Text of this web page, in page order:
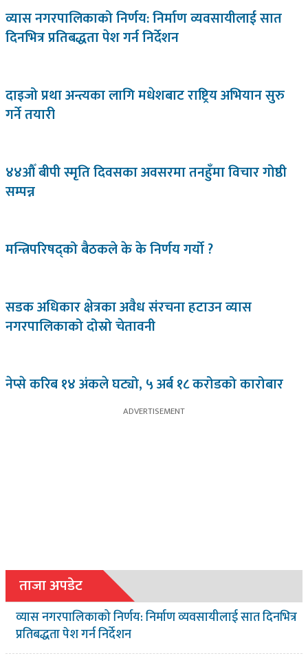
व्यास नगरपालिकाको निर्णय: निर्माण व्यवसायीलाई सात
दिनभित्र प्रतिबद्धता पेश गर्न निर्देशन
दाइजो प्रथा अन्त्यका लागि मधेशबाट राष्ट्रिय अभियान सुरु
गर्ने तयारी
४४औँ बीपी स्मृति दिवसका अवसरमा तनहुँमा विचार गोष्ठी
सम्पन्न
मन्त्रिपरिषद्को बैठकले के के निर्णय गर्यो ?
सडक अधिकार क्षेत्रका अवैध संरचना हटाउन व्यास
नगरपालिकाको दोस्रो चेतावनी
नेप्से करिब १४ अंकले घट्यो, ५ अर्ब १८ करोडको कारोबार
ताजा अपडेट
व्यास नगरपालिकाको निर्णय: निर्माण व्यवसायीलाई सात दिनभित्र
प्रतिबद्धता पेश गर्न निर्देशन